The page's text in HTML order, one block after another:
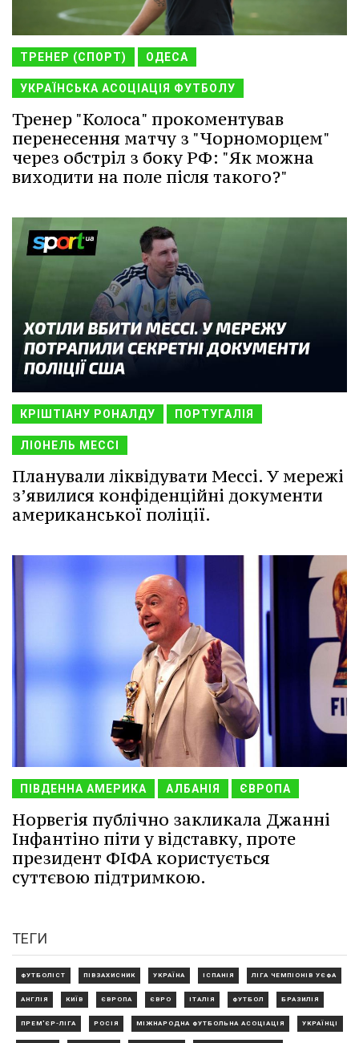
ТРЕНЕР (СПОРТ) ОДЕСА
УКРАЇНСЬКА АСОЦІАЦІЯ ФУТБОЛУ
Тренер "Колоса" прокоментував
перенесення матчу з "Чорноморцем"
через обстріл з боку РФ: "Як можна
виходити на поле після такого?"
КРІШТІАНУ РОНАЛДУ ПОРТУГАЛІЯ
ЛІОНЕЛЬ МЕССІ
Планували ліквідувати Мессі. У мережі
з’явилися конфіденційні документи
американської поліції.
ПІВДЕННА АМЕРИКА АЛБАНІЯ ЄВРОПА
Норвегія публічно закликала Джанні
Інфантіно піти у відставку, проте
президент ФІФА користується
суттєвою підтримкою.
ТЕГИ
ФУТБОЛІСТ ПІВЗАХИСНИК УКРАЇНА ІСПАНІЯ ЛІГА ЧЕМПІОНІВ УЄФА
АНГЛІЯ КИЇВ ЄВРОПА ЄВРО ІТАЛІЯ ФУТБОЛ БРАЗИЛІЯ
ПРЕМ'ЄР-ЛІГА РОСІЯ МІЖНАРОДНА ФУТБОЛЬНА АСОЦІАЦІЯ УКРАЇНЦІ